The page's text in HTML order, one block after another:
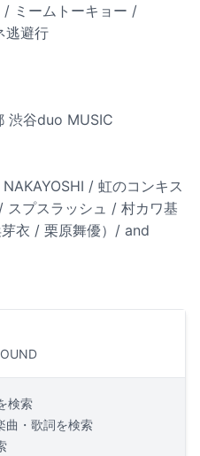
ミームトーキョー /
逃避行
渋谷duo MUSIC
/ 虹のコンキス
スプスラッシュ / 村カワ基
衣 / 栗原舞優）/ and
検索
曲・歌詞を検索